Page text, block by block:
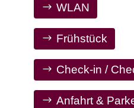
WLAN
Frühstück
Check-in /
Anfahrt &